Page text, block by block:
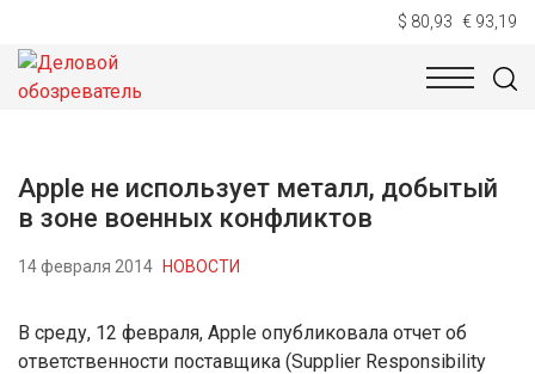
$ 80,93 € 93,19
НОВОСТИ
Apple не использует металл, добытый
в зоне военных конфликтов
14 февраля 2014 НОВОСТИ
В среду, 12 февраля, Apple опубликовала отчет об
ответственности поставщика (Supplier Responsibility